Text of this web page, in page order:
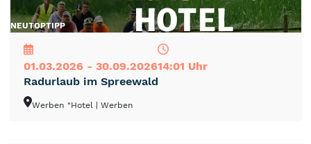
NEUTOPTIPP
01.03.2026 - 30.09.202614:01 Uhr
Radurlaub im Spreewald
Werben "Hotel | Werben